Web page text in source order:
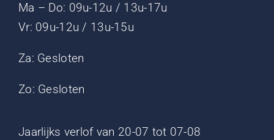
Ma – Do: 09u-12u / 13u-17u
Vr: 09u-12u / 13u-15u
Za: Gesloten
Zo: Gesloten
Jaarlijks verlof van 20-07 tot 07-08